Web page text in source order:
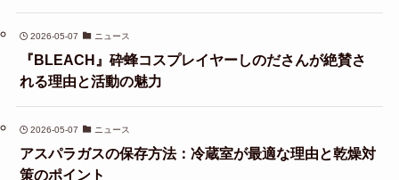
2026-05-07 ニュース
『BLEACH』砕蜂コスプレイヤーしのださんが絶賛さ
れる理由と活動の魅力
2026-05-07 ニュース
アスパラガスの保存方法：冷蔵室が最適な理由と乾燥対
策のポイント